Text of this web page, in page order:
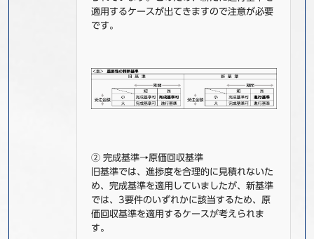
適用するケースが出てきますので注意が必要
です。
② 完成基準→原価回収基準
旧基準では、進捗度を合理的に見積れないた
め、完成基準を適用していましたが、新基準
では、3要件のいずれかに該当するため、原
価回収基準を適用するケースが考えられま
す。